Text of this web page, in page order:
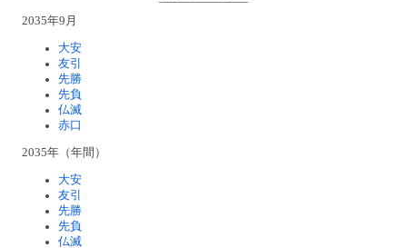
2035年9月
大安
友引
先勝
先負
仏滅
赤口
2035年（年間）
大安
友引
先勝
先負
仏滅